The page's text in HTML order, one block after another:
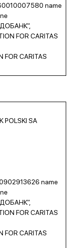
name
FOR CARITAS
FOR CARITAS
POLSKI SA
POLAND
name
FOR CARITAS
FOR CARITAS